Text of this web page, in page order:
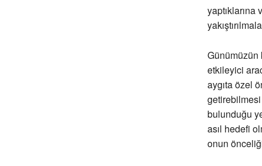
Günümüzün
etkileyici
aygıta özel
bulunduğu
asıl hedefi
onun